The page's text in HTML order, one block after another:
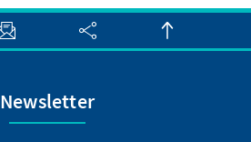
Newsletter